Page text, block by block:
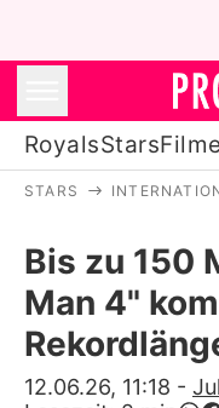
RoyalsStars
STARS
Bis zu 150
Man 4"
12.06.26, 11:18 -